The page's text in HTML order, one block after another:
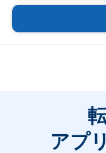
アプリ